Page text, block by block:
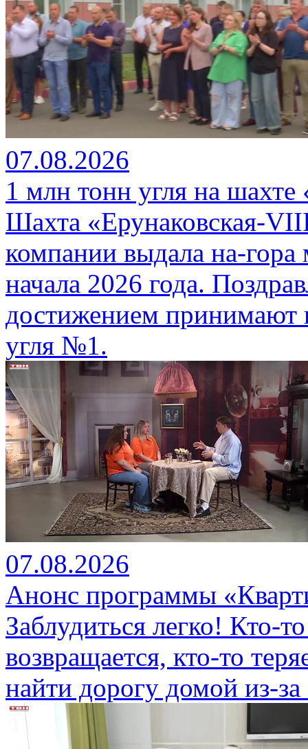
07.08.2026
1 млн тонн угля на
Шахта «Ерунаковская-
компании выдала на-
начала 2026 года.
достижением принимают
угля №1.
07.08.2026
Анонс программы
Заблудиться легко! Кто-
возвращается, кто-то
найти дорогу домой из-за